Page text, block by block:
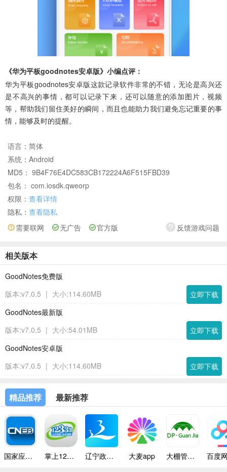
《华为平板goodnotes安卓版》小编点评：
华为平板goodnotes安卓版这款记录软件非常的不错，无论是高兴还
是不高兴的事情，都可以记录下来，还可以随意的添加图片，视频
等，帮助我们留住美好的瞬间，而且也能助力我们避免忘记重要的事
情，能够及时的提醒。
语言： 简体
系统： Android
MD5： 9B4F76E4DC583CB172224A6F515FBD39
包名： com.iosdk.qweorp
权限： 查看详情
隐私： 查看隐私
反馈游戏问题
需要联网 无广告 官方版
相关版本
GoodNotes免费版
版本:v7.0.5 | 大小:114.60MB
立即下载
GoodNotes最新版
版本:v7.0.5 | 大小:54.01MB
立即下载
GoodNotes安卓版
版本:v7.0.5 | 大小:114.60MB 立即下载
精品推荐 最新推荐
国家应急广播app 掌上12333 辽宁政务服务app 大麦app 大棚管家app